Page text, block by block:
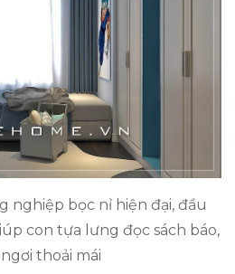
nghiệp bọc nỉ hiện đại, đầu
con tựa lưng đọc sách báo,
thoải mái